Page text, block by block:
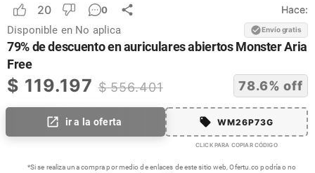
20 0 Hace:
Disponible en No aplica Envío gratis
79% de descuento en auriculares abiertos Monster Aria
Free
$ 119.197 $556.401 78.6% off
ir a la oferta WM26P73G
CLICK PARA COPIAR CÓDIGO
*Si se realiza una compra por medio de enlaces de este sitio web, Ofertu.co podría o no